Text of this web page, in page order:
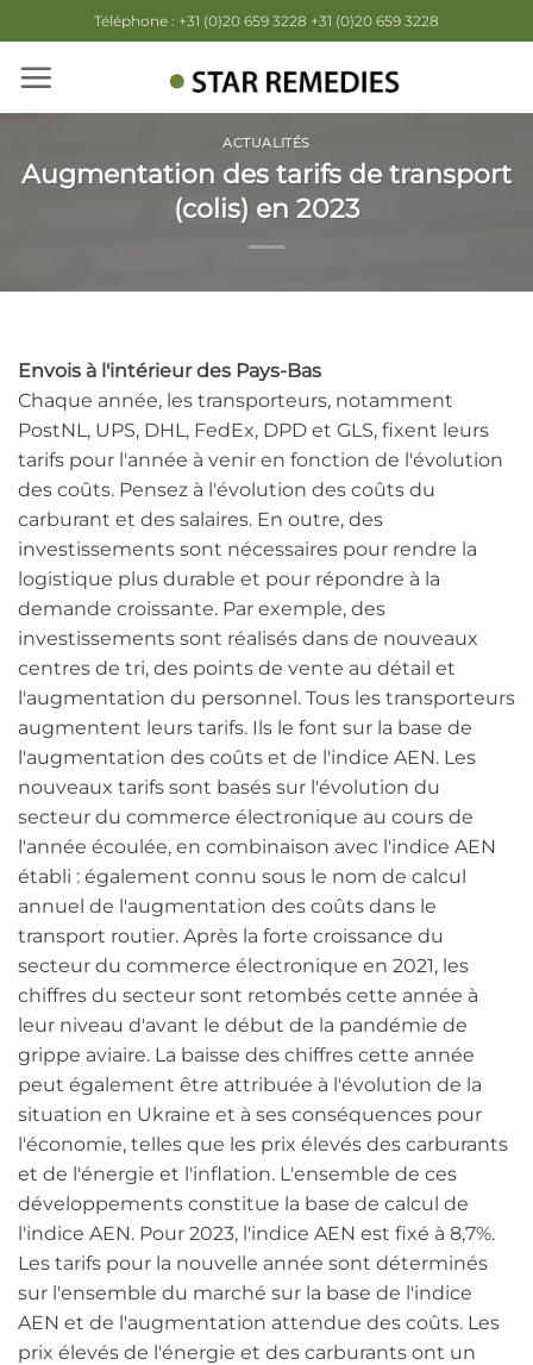
au
contenu
Téléphone : +31 (0)20 659 3228 +31 (0)20 659 3228
ACTUALITÉS
Augmentation des tarifs de transport
(colis) en 2023
Envois à l'intérieur des Pays-Bas
Chaque année, les transporteurs, notamment
PostNL, UPS, DHL, FedEx, DPD et GLS, fixent leurs
tarifs pour l'année à venir en fonction de l'évolution
des coûts. Pensez à l'évolution des coûts du
carburant et des salaires. En outre, des
investissements sont nécessaires pour rendre la
logistique plus durable et pour répondre à la
demande croissante. Par exemple, des
investissements sont réalisés dans de nouveaux
centres de tri, des points de vente au détail et
l'augmentation du personnel. Tous les transporteurs
augmentent leurs tarifs. Ils le font sur la base de
l'augmentation des coûts et de l'indice AEN. Les
nouveaux tarifs sont basés sur l'évolution du
secteur du commerce électronique au cours de
l'année écoulée, en combinaison avec l'indice AEN
établi : également connu sous le nom de calcul
annuel de l'augmentation des coûts dans le
transport routier. Après la forte croissance du
secteur du commerce électronique en 2021, les
chiffres du secteur sont retombés cette année à
leur niveau d'avant le début de la pandémie de
grippe aviaire. La baisse des chiffres cette année
peut également être attribuée à l'évolution de la
situation en Ukraine et à ses conséquences pour
l'économie, telles que les prix élevés des carburants
et de l'énergie et l'inflation. L'ensemble de ces
développements constitue la base de calcul de
l'indice AEN. Pour 2023, l'indice AEN est fixé à 8,7%.
Les tarifs pour la nouvelle année sont déterminés
sur l'ensemble du marché sur la base de l'indice
AEN et de l'augmentation attendue des coûts. Les
prix élevés de l'énergie et des carburants ont un